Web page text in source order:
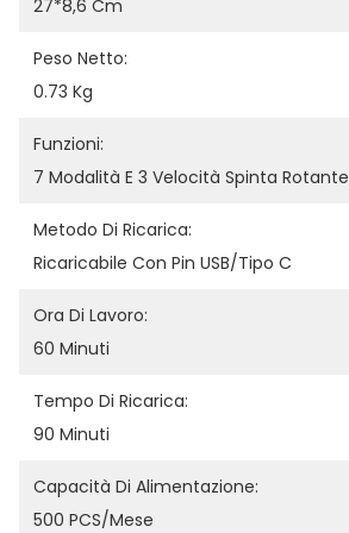
27*8,6 Cm
Peso Netto:
0.73 Kg
Funzioni:
7 Modalità E 3 Velocità Spinta Rotante
Metodo Di Ricarica:
Ricaricabile Con Pin USB/tipo C
Ora Di Lavoro:
60 Minuti
Tempo Di Ricarica:
90 Minuti
Capacità Di Alimentazione:
500 PCS/Mese